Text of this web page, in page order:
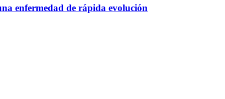
enfermedad de rápida evolución